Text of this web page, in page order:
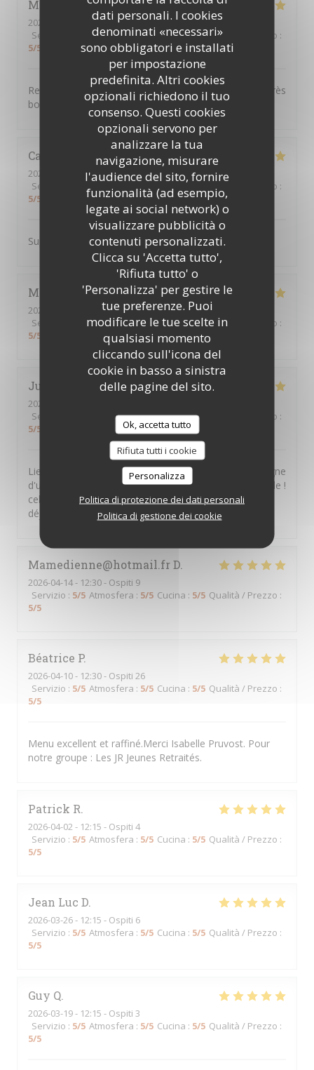
dati personali. I cookies
denominati «necessari»
sono obbligatori e installati
per impostazione
predefinita. Altri cookies
opzionali richiedono il tuo
consenso. Questi cookies
opzionali servono per
analizzare la tua
navigazione, misurare
l'audience del sito, fornire
funzionalità (ad esempio,
legate ai social network) o
visualizzare pubblicità o
contenuti personalizzati.
Clicca su 'Accetta tutto',
'Rifiuta tutto' o
'Personalizza' per gestire le
tue preferenze. Puoi
modificare le tue scelte in
qualsiasi momento
cliccando sull'icona del
cookie in basso a sinistra
delle pagine del sito.
Ok, accetta tutto
Rifiuta tutti i cookie
Personalizza
Politica di protezione dei dati personali
Politica di gestione dei cookie
Martine
2026-04-29
- 19:00 - Ospiti 2
Servizio
Atmosfera:4/5 Cucina:5/5 Qualità / Prezzo :
5/5
Repas excellent varié élaboré avec des produits frais très
bon service à table
Camille
2026-04-16
- 12:30 - Ospiti 2
Servizio
Atmosfera :5 /5 Cucina : Qualità / Prezzo :
5/5
Super adresse service au top et très bon produit !
Marie-Odile L
2026-04-16
- 12:30 - Ospiti 3
Servizio
Atmosfera:5/5 Cucina:5/5 Qualità / Prezzo :
5/5
Juliette
2026-04-14
Servizio
Atmosfera:4/5 Cucina:5/5 Qualità / Prezzo :
5/5
Lieu d'apprentissage, où l'on déguste un menu fixe digne
d'un restaurant gastronomique pour un prix raisonnable !
cela encourage les apprenants, et donne du sens au
déjeuner.
Mamedienne@hotmail.frD
2026-04-14- 12:30 - Ospiti 9
Servizio : 5/5 Atmosfera : 5/5 Cucina : 5/5 Qualità / Prezzo :
5/5
Béatrice P
2026-04-10- 12:30 - Ospiti 26
Servizio : 5/5 Atmosfera : 5/5 Cucina : 5/5 Qualità / Prezzo :
5/5
Menu excellent et raffiné.Merci Isabelle Pruvost. Pour
notre groupe : Les JR Jeunes Retraités.
Patrick R
2026-04-02 - 12:15 - Ospiti 4
Servizio : 5/5 Atmosfera : 5/5 Cucina : 5/5 Qualità / Prezzo :
5/5
Jean Luc D
2026-03-26- 12:15 - Ospiti 6
Servizio : 5/5 Atmosfera : 5/5 Cucina : 5/5 Qualità / Prezzo :
5/5
Guy Q
2026-03-19- 12:15 - Ospiti 3
Servizio : 5/5 Atmosfera : 5/5 Cucina : 5/5 Qualità / Prezzo :
5/5